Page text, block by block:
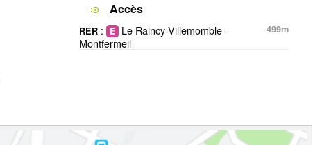
Accès
RER :
Le Raincy-Villemomble-
Montfermeil
499m